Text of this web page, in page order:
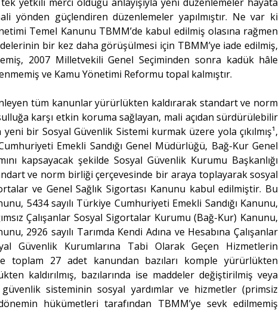
yönden güçlendiren düzenlemeler yapılmıştır. Ne var ki
Temel Kanunu TBMM’de kabul edilmiş olasına rağmen
bir kez daha görüşülmesi için TBMM’ye iade edilmiş,
2007 Milletvekili Genel Seçiminden sonra kadük hâle
ve Kamu Yönetimi Reformu topal kalmıştır.
tüm kanunlar yürürlükten kaldırarak standart ve norm
karşı etkin koruma sağlayan, mali açıdan sürdürülebilir
bir Sosyal Güvenlik Sistemi kurmak üzere yola çıkılmış¹,
Emekli Sandığı Genel Müdürlüğü, Bağ-Kur Genel
kapsayacak şekilde Sosyal Güvenlik Kurumu Başkanlığı
ve norm birliği çerçevesinde bir araya toplayarak sosyal
ve Genel Sağlık Sigortası Kanunu kabul edilmiştir. Bu
5434 sayılı Türkiye Cumhuriyeti Emekli Sandığı Kanunu,
Çalışanlar Sosyal Sigortalar Kurumu (Bağ-Kur) Kanunu,
2926 sayılı Tarımda Kendi Adına ve Hesabına Çalışanlar
Güvenlik Kurumlarına Tabi Olarak Geçen Hizmetlerin
toplam 27 adet kanundan bazıları komple yürürlükten
kaldırılmış, bazılarında ise maddeler değiştirilmiş veya
sisteminin sosyal yardımlar ve hizmetler (primsiz
hükümetleri tarafından TBMM’ye sevk edilmemiş